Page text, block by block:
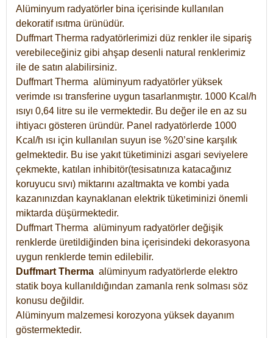
Alüminyum radyatörler bina içerisinde kullanılan
dekoratif ısıtma ürünüdür.
Duffmart Therma radyatörlerimizi düz renkler ile sipariş
verebileceğiniz gibi ahşap desenli natural renklerimiz
ile de satın alabilirsiniz.
Duffmart Therma alüminyum radyatörler yüksek
verimde ısı transferine uygun tasarlanmıştır. 1000 Kcal/h
ısıyı 0,64 litre su ile vermektedir. Bu değer ile en az su
ihtiyacı gösteren üründür. Panel radyatörlerde 1000
Kcal/h ısı için kullanılan suyun ise %20’sine karşılık
gelmektedir. Bu ise yakıt tüketiminizi asgari seviyelere
çekmekte, katılan inhibitör(tesisatınıza katacağınız
koruyucu sıvı) miktarını azaltmakta ve kombi yada
kazanınızdan kaynaklanan elektrik tüketiminizi önemli
miktarda düşürmektedir.
Duffmart Therma alüminyum radyatörler değişik
renklerde üretildiğinden bina içerisindeki dekorasyona
uygun renklerde temin edilebilir.
Duffmart Therma alüminyum radyatörlerde elektro
statik boya kullanıldığından zamanla renk solması söz
konusu değildir.
Alüminyum malzemesi korozyona yüksek dayanım
göstermektedir.